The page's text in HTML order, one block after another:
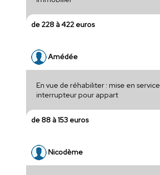
de 228 à 422 euros
Amédée
En vue de réhabiliter : mise en service
interrupteur pour appart
de 88 à 153 euros
Nicodème